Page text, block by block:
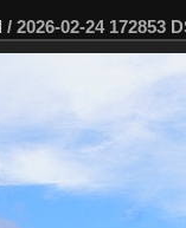
/ 2026-02-24 172853